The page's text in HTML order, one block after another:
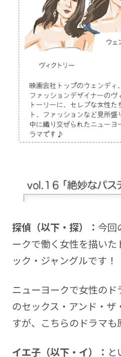
探偵（以下・探）： 今回
ークで働く女性を描いた
ック・ジャングルです！
ニューヨークで女性の
のセックス・アンド・ザ
すが、こちらのドラマも
イエ子（以下・イ）：